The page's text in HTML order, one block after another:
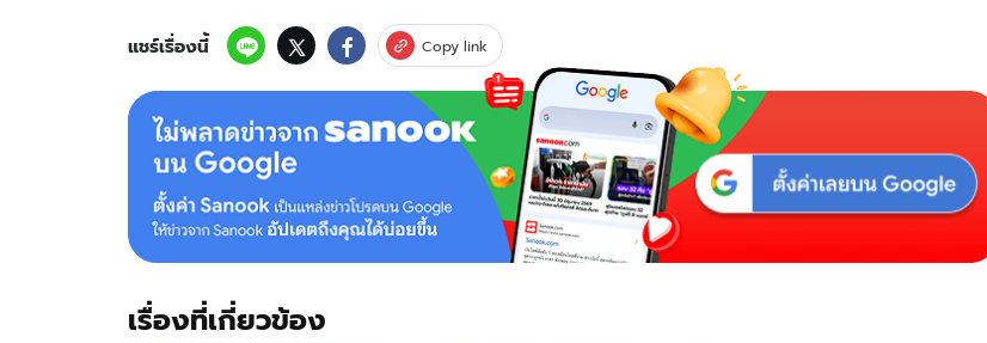
แชร์เรื่องนี้ Copy link
เรื่องที่เกี่ยวข้อง